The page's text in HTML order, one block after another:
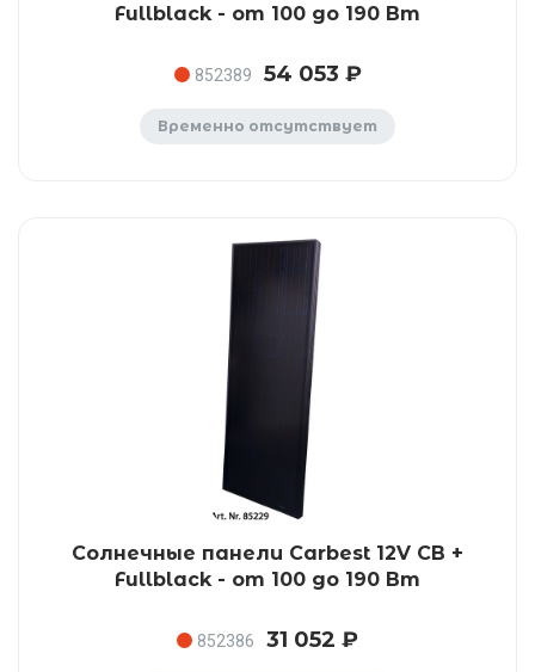
Fullblack - от 100 до 190 Вт
852389 54 053 ₽
Временно отсутствует
Солнечные панели Carbest 12V CB +
Fullblack - от 100 до 190 Вт
852386 31 052 ₽